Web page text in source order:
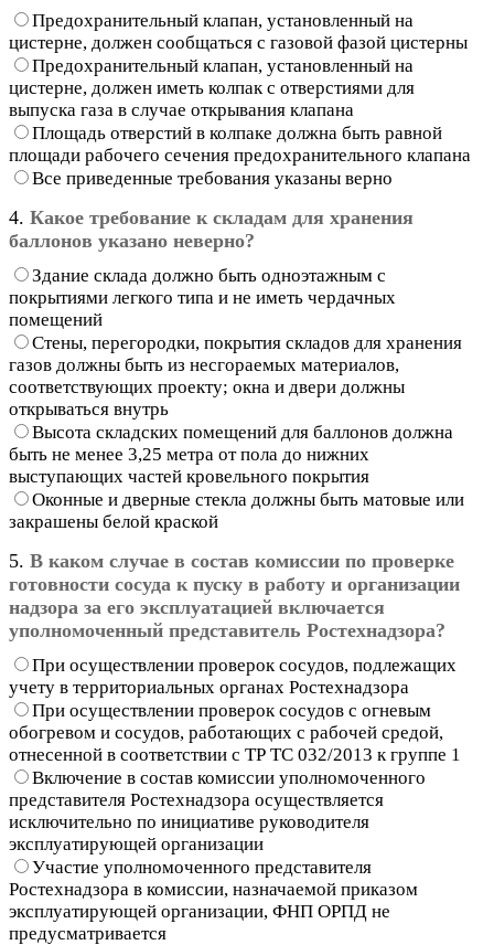
Предохранительный клапан, установленный на
цистерне, должен сообщаться с газовой фазой цистерны
Предохранительный клапан, установленный на
цистерне, должен иметь колпак с отверстиями для
выпуска газа в случае открывания клапана
Площадь отверстий в колпаке должна быть равной
площади рабочего сечения предохранительного клапана
Все приведенные требования указаны верно
4. Какое требование к складам для хранения
баллонов указано неверно?
Здание склада должно быть одноэтажным с
покрытиями легкого типа и не иметь чердачных
помещений
Стены, перегородки, покрытия складов для хранения
газов должны быть из несгораемых материалов,
соответствующих проекту; окна и двери должны
открываться внутрь
Высота складских помещений для баллонов должна
быть не менее 3,25 метра от пола до нижних
выступающих частей кровельного покрытия
Оконные и дверные стекла должны быть матовые или
закрашены белой краской
5. В каком случае в состав комиссии по проверке
готовности сосуда к пуску в работу и организации
надзора за его эксплуатацией включается
уполномоченный представитель Ростехнадзора?
При осуществлении проверок сосудов, подлежащих
учету в территориальных органах Ростехнадзора
При осуществлении проверок сосудов с огневым
обогревом и сосудов, работающих с рабочей средой,
отнесенной в соответствии с ТР ТС 032/2013 к группе 1
Включение в состав комиссии уполномоченного
представителя Ростехнадзора осуществляется
исключительно по инициативе руководителя
эксплуатирующей организации
Участие уполномоченного представителя
Ростехнадзора в комиссии, назначаемой приказом
эксплуатирующей организации, ФНП ОРПД не
предусматривается